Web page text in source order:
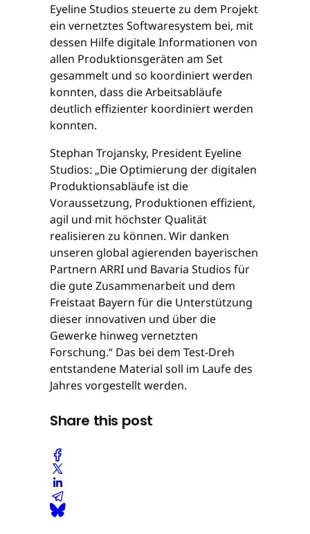
Eyeline Studios steuerte zu dem Projekt
ein vernetztes Softwaresystem bei, mit
dessen Hilfe digitale Informationen von
allen Produktionsgeräten am Set
gesammelt und so koordiniert werden
konnten, dass die Arbeitsabläufe
deutlich effizienter koordiniert werden
konnten.
Stephan Trojansky, President Eyeline
Studios: „Die Optimierung der digitalen
Produktionsabläufe ist die
Voraussetzung, Produktionen effizient,
agil und mit höchster Qualität
realisieren zu können. Wir danken
unseren global agierenden bayerischen
Partnern ARRI und Bavaria Studios für
die gute Zusammenarbeit und dem
Freistaat Bayern für die Unterstützung
dieser innovativen und über die
Gewerke hinweg vernetzten
Forschung.“ Das bei dem Test-Dreh
entstandene Material soll im Laufe des
Jahres vorgestellt werden.
Share this post